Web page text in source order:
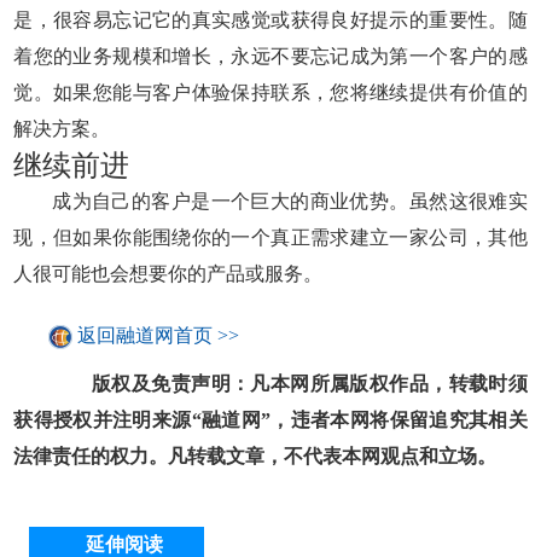
是，很容易忘记它的真实感觉或获得良好提示的重要性。随
着您的业务规模和增长，永远不要忘记成为第一个客户的感
觉。如果您能与客户体验保持联系，您将继续提供有价值的
解决方案。
继续前进
成为自己的客户是一个巨大的商业优势。虽然这很难实
现，但如果你能围绕你的一个真正需求建立一家公司，其他
人很可能也会想要你的产品或服务。
返回融道网首页 >>
版权及免责声明：凡本网所属版权作品，转载时须
获得授权并注明来源“融道网”，违者本网将保留追究其相关
法律责任的权力。凡转载文章，不代表本网观点和立场。
延伸阅读